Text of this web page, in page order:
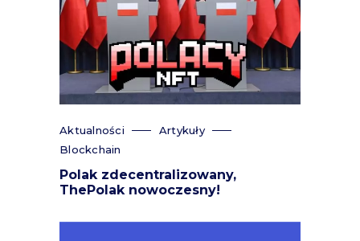
Aktualności
Artykuły
Blockchain
Polak zdecentralizowany,
ThePolak nowoczesny!